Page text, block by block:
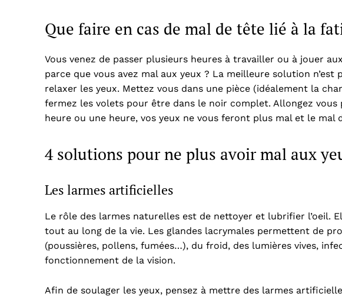
Que faire en cas de mal de tête lié à la
Vous venez de passer plusieurs heures à travailler ou à jouer
parce que vous avez mal aux yeux ? La meilleure solution
relaxer les yeux. Mettez vous dans une pièce (idéalement la
fermez les volets pour être dans le noir complet. Allongez vous
heure ou une heure, vos yeux ne vous feront plus mal et le mal
4 solutions pour ne plus avoir mal aux
Les larmes artificielles
Le rôle des larmes naturelles est de nettoyer et lubrifier l’oeil.
tout au long de la vie. Les glandes lacrymales permettent de
(poussières, pollens, fumées…), du froid, des lumières vives,
fonctionnement de la vision.
Afin de soulager les yeux, pensez à mettre des larmes